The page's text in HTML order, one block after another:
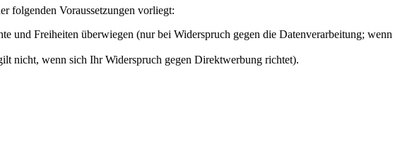
folgenden Voraussetzungen vorliegt:
und Freiheiten überwiegen (nur bei Widerspruch gegen die Datenverarbeitung; wenn
nicht, wenn sich Ihr Widerspruch gegen Direktwerbung richtet).